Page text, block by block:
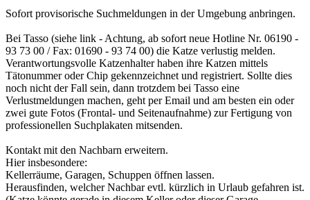
Sofort provisorische Suchmeldungen in der Umgebung anbringen.
Bei Tasso (siehe link - Achtung, ab sofort neue Hotline Nr. 06190 -
93 73 00 / Fax: 01690 - 93 74 00) die Katze verlustig melden.
Verantwortungsvolle Katzenhalter haben ihre Katzen mittels
Tätonummer oder Chip gekennzeichnet und registriert. Sollte dies
noch nicht der Fall sein, dann trotzdem bei Tasso eine
Verlustmeldungen machen, geht per Email und am besten ein oder
zwei gute Fotos (Frontal- und Seitenaufnahme) zur Fertigung von
professionellen Suchplakaten mitsenden.
Kontakt mit den Nachbarn erweitern.
Hier insbesondere:
Kellerräume, Garagen, Schuppen öffnen lassen.
Herausfinden, welcher Nachbar evtl. kürzlich in Urlaub gefahren ist.